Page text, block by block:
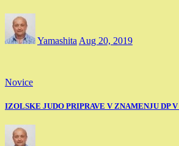
Yamashita Aug 20, 2019
Novice
IZOLSKE JUDO PRIPRAVE V ZNAMENJU DP